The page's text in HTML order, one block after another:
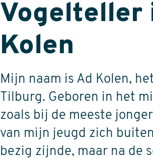
Vogelteller
Kolen
Mijn naam is Ad Kolen,
Tilburg. Geboren in het
zoals bij de meeste
van mijn jeugd zich
bezig zijnde, maar na de